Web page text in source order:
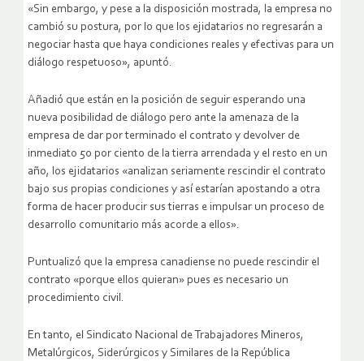
«Sin embargo, y pese a la disposición mostrada, la empresa no
cambió su postura, por lo que los ejidatarios no regresarán a
negociar hasta que haya condiciones reales y efectivas para un
diálogo respetuoso», apuntó.
Añadió que están en la posición de seguir esperando una
nueva posibilidad de diálogo pero ante la amenaza de la
empresa de dar por terminado el contrato y devolver de
inmediato 50 por ciento de la tierra arrendada y el resto en un
año, los ejidatarios «analizan seriamente rescindir el contrato
bajo sus propias condiciones y así estarían apostando a otra
forma de hacer producir sus tierras e impulsar un proceso de
desarrollo comunitario más acorde a ellos».
Puntualizó que la empresa canadiense no puede rescindir el
contrato «porque ellos quieran» pues es necesario un
procedimiento civil.
En tanto, el Sindicato Nacional de Trabajadores Mineros,
Metalúrgicos, Siderúrgicos y Similares de la República